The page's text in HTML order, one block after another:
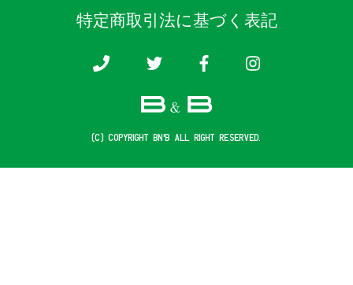
特定商取引法に基づく表記
(c) COPYRIGHT B&B ALL RIGHT RESERVED.